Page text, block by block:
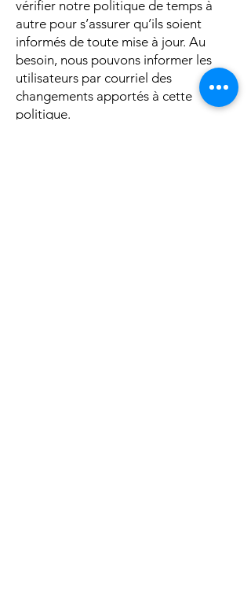
vérifier notre politique de temps à
autre pour s’assurer qu’ils soient
informés de toute mise à jour. Au
besoin, nous pouvons informer les
utilisateurs par courriel des
changements apportés à cette
politique.